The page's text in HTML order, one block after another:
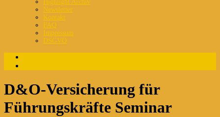
Highlight Archiv
Newsletter
Kontakt
FAQ
Impressum
DSGVO
D&O-Versicherung für
Führungskräfte Seminar